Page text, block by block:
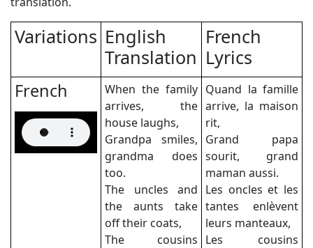
Variations English
Translation
French
Lyrics
French
When the family
arrives, the
house laughs,
Grandpa smiles,
grandma does
too.
The uncles and
the aunts take
off their coats,
The cousins
Quand la famille
arrive, la maison
rit,
Grand papa
sourit, grand
maman aussi.
Les oncles et les
tantes enlèvent
leurs manteaux,
Les cousins